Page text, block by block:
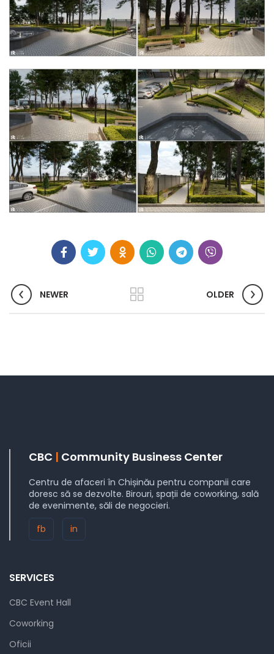
NEWER OLDER
CBC | Community Business Center
Centru de afaceri în Chișinău pentru companii care
doresc să se dezvolte. Birouri, spații de coworking, sală
de evenimente, săli de negocieri.
fb
in
SERVICES
CBC Event Hall
Coworking
Oficii